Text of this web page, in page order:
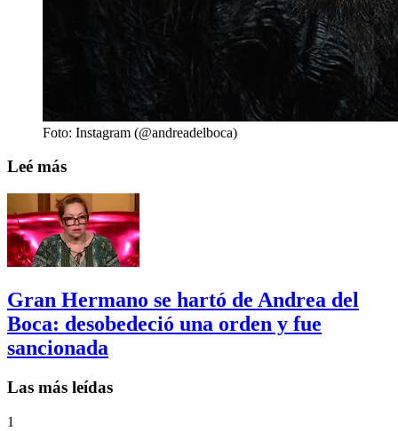
Foto: Instagram (@andreadelboca)
Leé más
Gran Hermano se hartó de Andrea del
Boca: desobedeció una orden y fue
sancionada
Las más leídas
1